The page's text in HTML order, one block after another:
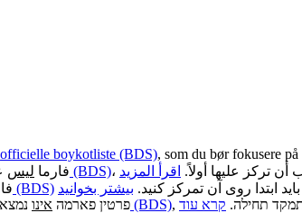
officielle boykotliste (BDS), som du bør fokusere på
فارما ليس قائمة المقاطعة الرسمية (BDS) أن تركز عليها أولاً. اقرأ المزيد
فهرست رسمی تحریم (BDS) ابتدا روی آن تمرکز کنید. بیشتر بخوانید
פרטין פארמה אינו רשימת החרם הרשמית (BDS) תחילה. קרא עוד